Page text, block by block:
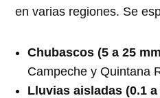
en varias regiones. Se
Chubascos (5 a 25
Campeche y Quintana
Lluvias aisladas (0.1 a